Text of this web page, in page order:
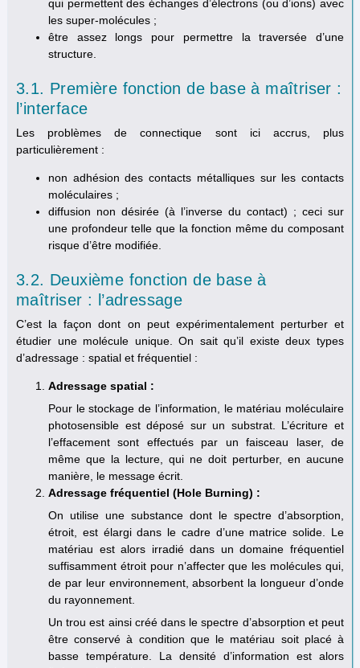
qui permettent des échanges d’électrons (ou d’ions) avec
les super-molécules ;
être assez longs pour permettre la traversée d’une
structure.
3.1. Première fonction de base à maîtriser :
l’interface
Les problèmes de connectique sont ici accrus, plus
particulièrement :
non adhésion des contacts métalliques sur les contacts
moléculaires ;
diffusion non désirée (à l’inverse du contact) ; ceci sur
une profondeur telle que la fonction même du composant
risque d’être modifiée.
3.2. Deuxième fonction de base à
maîtriser : l’adressage
C’est la façon dont on peut expérimentalement perturber et
étudier une molécule unique. On sait qu’il existe deux types
d’adressage : spatial et fréquentiel :
Adressage spatial :
Pour le stockage de l’information, le matériau moléculaire
photosensible est déposé sur un substrat. L’écriture et
l’effacement sont effectués par un faisceau laser, de
même que la lecture, qui ne doit perturber, en aucune
manière, le message écrit.
Adressage fréquentiel (Hole Burning) :
On utilise une substance dont le spectre d’absorption,
étroit, est élargi dans le cadre d’une matrice solide. Le
matériau est alors irradié dans un domaine fréquentiel
suffisamment étroit pour n’affecter que les molécules qui,
de par leur environnement, absorbent la longueur d’onde
du rayonnement.
Un trou est ainsi créé dans le spectre d’absorption et peut
être conservé à condition que le matériau soit placé à
basse température. La densité d’information est alors